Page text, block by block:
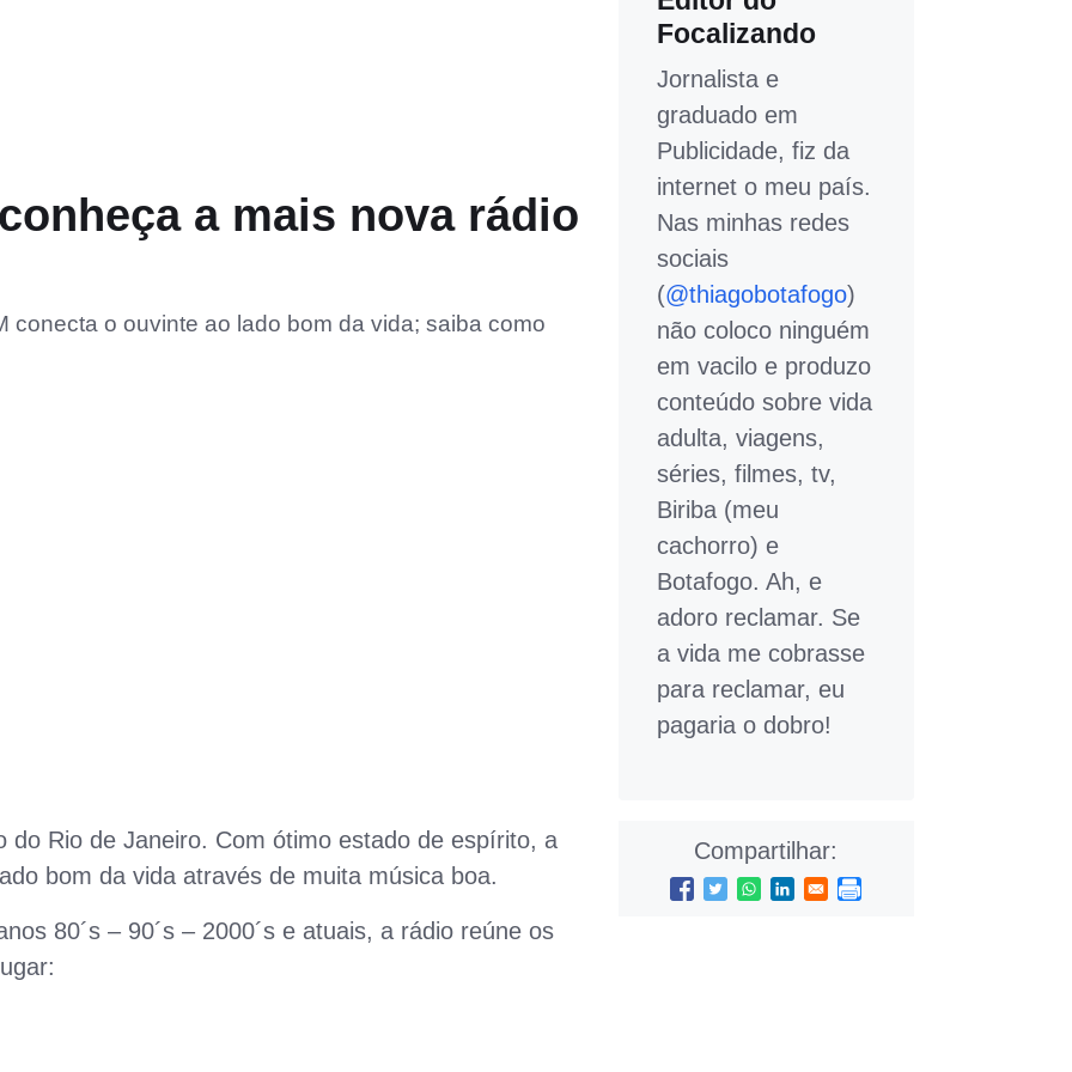
a mais nova rádio
conecta o ouvinte ao lado bom da vida; saiba como
do Rio de Janeiro. Com ótimo estado de espírito, a
bom da vida através de muita música boa.
80´s – 90´s – 2000´s e atuais, a rádio reúne os
Focalizando
Jornalista e
graduado em
Publicidade, fiz da
internet o meu país.
Nas minhas redes
sociais
(@thiagobotafogo)
não coloco ninguém
em vacilo e produzo
conteúdo sobre vida
adulta, viagens,
séries, filmes, tv,
Biriba (meu
cachorro) e
Botafogo. Ah, e
adoro reclamar. Se
a vida me cobrasse
para reclamar, eu
pagaria o dobro!
Compartilhar: